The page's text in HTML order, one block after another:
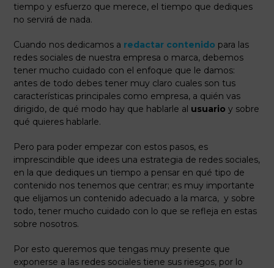
tiempo y esfuerzo que merece, el tiempo que dediques
no servirá de nada.
Cuando nos dedicamos a redactar contenido para las
redes sociales de nuestra empresa o marca, debemos
tener mucho cuidado con el enfoque que le damos:
antes de todo debes tener muy claro cuales son tus
características principales como empresa, a quién vas
dirigido, de qué modo hay que hablarle al usuario y sobre
qué quieres hablarle.
Pero para poder empezar con estos pasos, es
imprescindible que idees una estrategia de redes sociales,
en la que dediques un tiempo a pensar en qué tipo de
contenido nos tenemos que centrar; es muy importante
que elijamos un contenido adecuado a la marca, y sobre
todo, tener mucho cuidado con lo que se refleja en estas
sobre nosotros.
Por esto queremos que tengas muy presente que
exponerse a las redes sociales tiene sus riesgos, por lo